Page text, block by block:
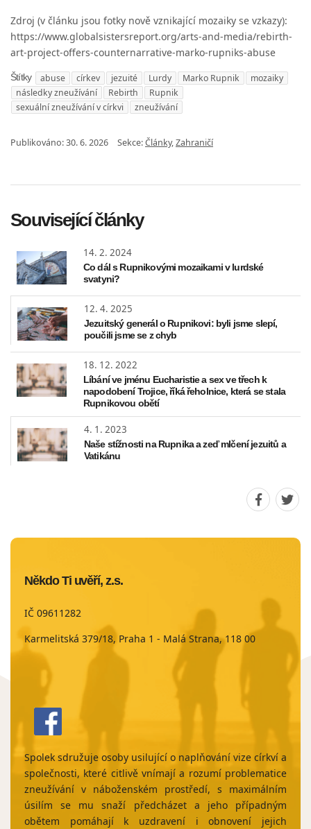
Zdroj (v článku jsou fotky nově vznikající mozaiky se vzkazy):
https://www.globalsistersreport.org/arts-and-media/rebirth-
art-project-offers-counternarrative-marko-rupniks-abuse
Štítky abuse církev jezuité Lurdy Marko Rupnik
mozaiky
následky zneužívání
Rebirth
Rupnik
sexuální zneužívání v církvi
zneužívání
Publikováno:30. 6. 2026 Sekce:Články,Zahraničí
Související články
14. 2. 2024
Co dál s Rupnikovými mozaikami v lurdské
svatyni?
12. 4. 2025
Jezuitský generál o Rupnikovi: byli jsme slepí,
poučili jsme se z chyb
18. 12. 2022
Líbání ve jménu Eucharistie a sex ve třech k
napodobení Trojice, říká řeholnice, která se stala
Rupnikovou obětí
4. 1. 2023
Naše stížnosti na Rupnika a zeď mlčení jezuitů a
Vatikánu
Sdílet
na
Někdo Ti uvěří, z.s.
IČ 09611282
Karmelitská 379/18, Praha 1 - Malá Strana, 118 00
Spolek sdružuje osoby usilující o naplňování vize církví a
společnosti, které citlivě vnímají a rozumí problematice
zneužívání v náboženském prostředí, s maximálním
úsilím se mu snaží předcházet a jeho případným
obětem pomáhají k uzdravení i obnovení jejich